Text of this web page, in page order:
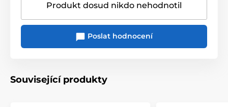
Produkt dosud nikdo nehodnotil
Poslat hodnocení
Související produkty